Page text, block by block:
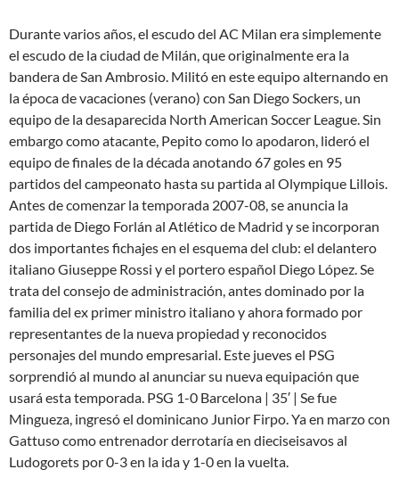
Durante varios años, el escudo del AC Milan era simplemente
el escudo de la ciudad de Milán, que originalmente era la
bandera de San Ambrosio. Militó en este equipo alternando en
la época de vacaciones (verano) con San Diego Sockers, un
equipo de la desaparecida North American Soccer League. Sin
embargo como atacante, Pepito como lo apodaron, lideró el
equipo de finales de la década anotando 67 goles en 95
partidos del campeonato hasta su partida al Olympique Lillois.
Antes de comenzar la temporada 2007-08, se anuncia la
partida de Diego Forlán al Atlético de Madrid y se incorporan
dos importantes fichajes en el esquema del club: el delantero
italiano Giuseppe Rossi y el portero español Diego López. Se
trata del consejo de administración, antes dominado por la
familia del ex primer ministro italiano y ahora formado por
representantes de la nueva propiedad y reconocidos
personajes del mundo empresarial. Este jueves el PSG
sorprendió al mundo al anunciar su nueva equipación que
usará esta temporada. PSG 1-0 Barcelona | 35′ | Se fue
Mingueza, ingresó el dominicano Junior Firpo. Ya en marzo con
Gattuso como entrenador derrotaría en dieciseisavos al
Ludogorets por 0-3 en la ida y 1-0 en la vuelta.